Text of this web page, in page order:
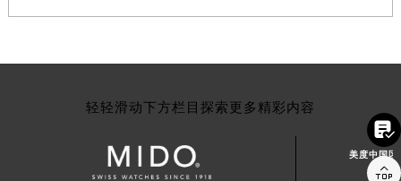
轻轻滑动下方栏目探索更多精彩内容
美度中国区

